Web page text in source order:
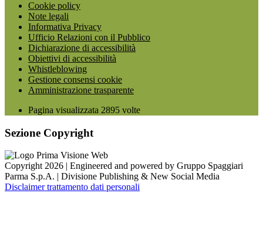
Cookie policy
Note legali
Informativa Privacy
Ufficio Relazioni con il Pubblico
Dichiarazione di accessibilità
Obiettivi di accessibilità
Whistleblowing
Gestione consensi cookie
Amministrazione trasparente
Pagina visualizzata 2895 volte
Sezione Copyright
Copyright 2026 | Engineered and powered by Gruppo Spaggiari
Parma S.p.A. | Divisione Publishing & New Social Media
Disclaimer trattamento dati personali